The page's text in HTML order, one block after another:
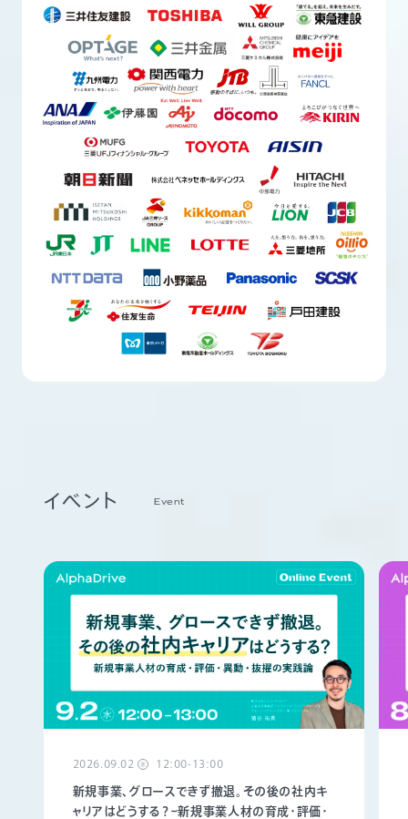
イベント Event
2026.09.02 水 12:00-13:00
新規事業、グロースできず撤退。その後の社内キ
ャリアはどうする？~新規事業人材の育成・評価・